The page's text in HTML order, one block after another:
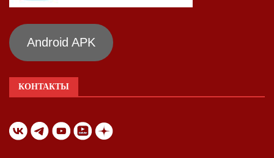
Android APK
КОНТАКТЫ